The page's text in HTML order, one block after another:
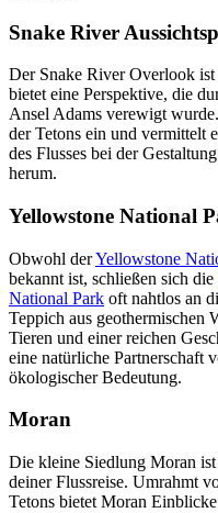
Snake River
Der Snake River Overlook
bietet eine Perspektive, die
Ansel Adams verewigt
der Tetons ein und vermittelt
des Flusses bei der
herum.
Yellowstone National
Obwohl derYellowstone
bekannt ist, schließen sich die
National Park oft nahtlos an
Teppich aus geothermischen
Tieren und einer reichen
eine natürliche Partnerschaft
ökologischer Bedeutung.
Moran
Die kleine Siedlung Moran
deiner Flussreise. Umrahmt
Tetons bietet Moran